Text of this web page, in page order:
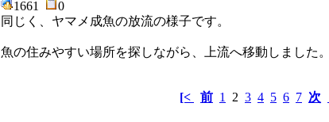
1661
0
同じく、ヤマメ成魚の放流の様子です。
魚の住みやすい場所を探しながら、上流へ移動しました。
[< 前 1 2 3 4 5 6 7 次